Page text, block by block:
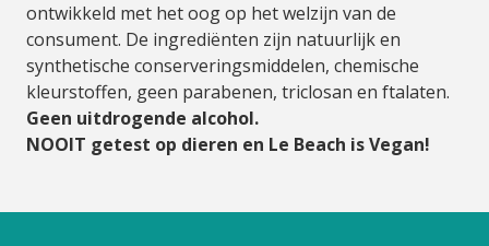
ontwikkeld met het oog op het welzijn van de
consument. De ingrediënten zijn natuurlijk en
synthetische conserveringsmiddelen, chemische
kleurstoffen, geen parabenen, triclosan en ftalaten.
Geen uitdrogende alcohol.
NOOIT getest op dieren en Le Beach is Vegan!